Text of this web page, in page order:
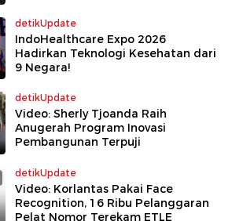
detikUpdate
IndoHealthcare Expo 2026
Hadirkan Teknologi Kesehatan dari
9 Negara!
detikUpdate
Video: Sherly Tjoanda Raih
Anugerah Program Inovasi
Pembangunan Terpuji
detikUpdate
Video: Korlantas Pakai Face
Recognition, 16 Ribu Pelanggaran
Pelat Nomor Terekam ETLE